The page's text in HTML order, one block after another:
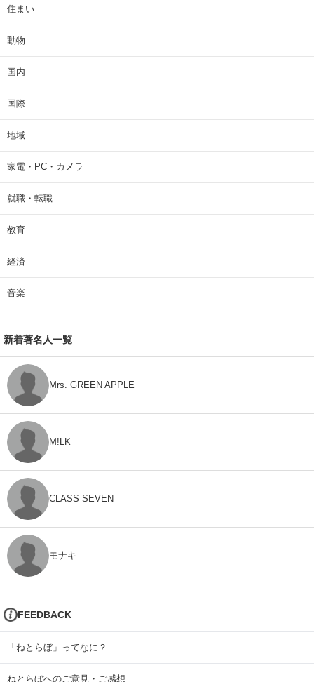
住まい
動物
国内
国際
地域
家電・PC・カメラ
就職・転職
教育
経済
音楽
新着著名人一覧
Mrs. GREEN APPLE
M!LK
CLASS SEVEN
モナキ
FEEDBACK
「ねとらぼ」ってなに？
ねとらぼへのご意見・ご感想